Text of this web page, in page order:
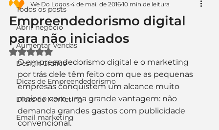
Todos os posts
Abrir negócio
Aumentar Vendas
Design Gráfico
Dicas de Empreendedorismo
Dicas de Marketing
Email marketing
Empreendedorismo digital
para não iniciados
We Do Logos 4 de mai. de 2016 10 min de leitura
Avaliado com NaN de 5 estrelas.
O empreendedorismo digital e o marketing
por trás dele têm feito com que as pequenas
empresas conquistem um alcance muito
maior e com uma grande vantagem: não
demanda grandes gastos com publicidade
convencional.